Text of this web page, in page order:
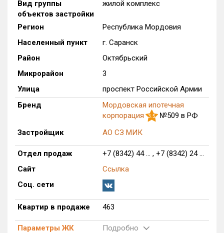
Оценка ЕРЗ ЖК
от до
Найдено:
Жилых комплексов
Квартир, апартаментов,
блоков в БД
Вид группы
объектов застройки
жилой комплекс
Регион
Республика Мордовия
Населенный пункт
г. Саранск
Район
Октябрьский
Микрорайон
3
Улица
проспект Российской Армии
Бренд
Мордовская ипотечная
корпорация
3.5
№509 в РФ
Застройщик
АО СЗ МИК
Отдел продаж
+7 (8342) 44 ... , +7 (8342) 24 ...
Сайт
Ссылка
Соц. сети
Квартир в продаже 463
Параметры ЖК Подробно